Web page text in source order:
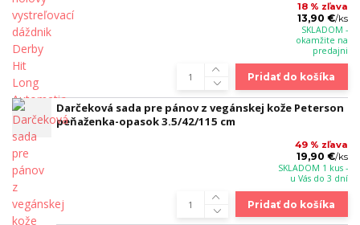
18 % zľava
13,90 €/ks
SKLADOM -
okamžite na
predajni
Pridať do košíka
Darčeková sada pre pánov z vegánskej kože Peterson
peňaženka-opasok 3.5/42/115 cm
49 % zľava
19,90 €/ks
SKLADOM 1 kus -
u Vás do 3 dní
Pridať do košíka